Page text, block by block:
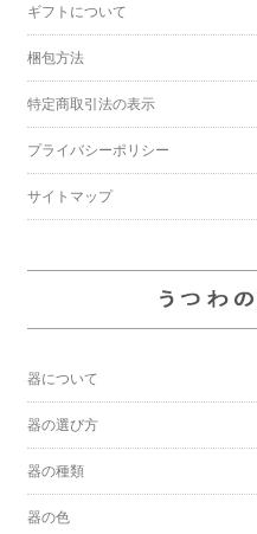
ギフトについて
梱包方法
特定商取引法の表示
プライバシーポリシー
サイトマップ
器について
器の選び方
器の種類
器の色